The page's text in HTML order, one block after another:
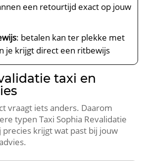
een retourtijd exact op jouw
: betalen kan ter plekke met
je krijgt direct een ritbewijs
taxi en
vraagt iets anders. Daarom
typen Taxi Sophia Revalidatie
precies krijgt wat past bij jouw